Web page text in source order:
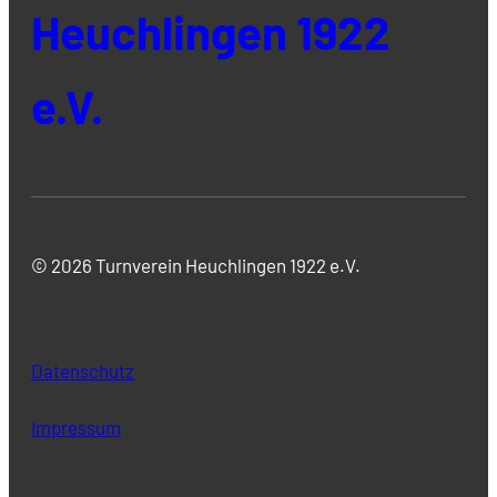
Heuchlingen 1922
e.V.
© 2026 Turnverein Heuchlingen 1922 e.V.
Datenschutz
Impressum